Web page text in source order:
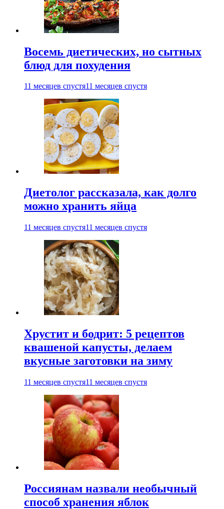
Восемь диетических, но сытных
блюд для похудения
11 месяцев спустя11 месяцев спустя
Диетолог рассказала, как долго
можно хранить яйца
11 месяцев спустя11 месяцев спустя
Хрустит и бодрит: 5 рецептов
квашеной капусты, делаем
вкусные заготовки на зиму
11 месяцев спустя11 месяцев спустя
Россиянам назвали необычный
способ хранения яблок